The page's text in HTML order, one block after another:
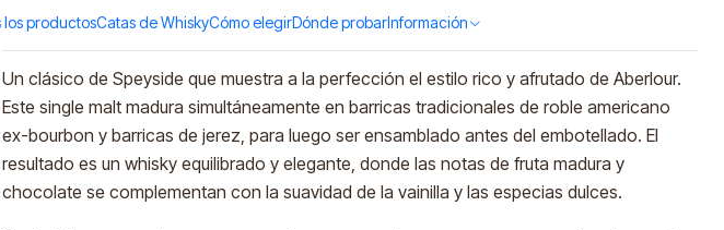
los productosCatas de WhiskyCómo elegirDónde probarInformación
DESCRIPTION
Un clásico de Speyside que muestra a la perfección el estilo rico y afrutado de Aberlour.
Este single malt madura simultáneamente en barricas tradicionales de roble americano
ex-bourbon y barricas de jerez, para luego ser ensamblado antes del embotellado. El
resultado es un whisky equilibrado y elegante, donde las notas de fruta madura y
chocolate se complementan con la suavidad de la vainilla y las especias dulces.